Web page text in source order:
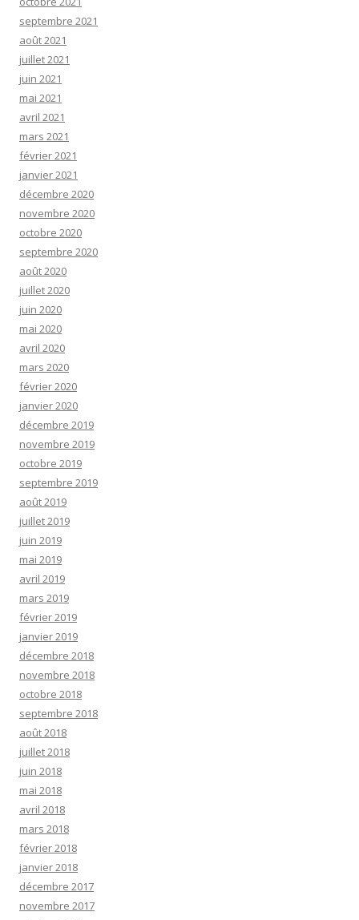
septembre 2021
août 2021
juillet 2021
juin 2021
mai 2021
avril 2021
mars 2021
février 2021
janvier 2021
décembre 2020
novembre 2020
octobre 2020
septembre 2020
août 2020
juillet 2020
juin 2020
mai 2020
avril 2020
mars 2020
février 2020
janvier 2020
décembre 2019
novembre 2019
octobre 2019
septembre 2019
août 2019
juillet 2019
juin 2019
mai 2019
avril 2019
mars 2019
février 2019
janvier 2019
décembre 2018
novembre 2018
octobre 2018
septembre 2018
août 2018
juillet 2018
juin 2018
mai 2018
avril 2018
mars 2018
février 2018
janvier 2018
décembre 2017
novembre 2017